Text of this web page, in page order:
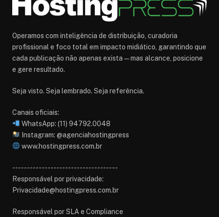
Operamos com inteligência de distribuição, curadoria
profissional e foco total em impacto midiático, garantindo que
cada publicação não apenas exista — mas alcance, posicione
e gere resultado.
Seja visto. Seja lembrado. Seja referência.
Canais oficiais:
WhatsApp: (11) 94792.0048
Instagram: @agenciahostingpress
www.hostingpress.com.br⁠
------------------------------------
Responsável por privacidade:
Privacidade@hostingpress.com.br
Responsável por SLA e Compliance